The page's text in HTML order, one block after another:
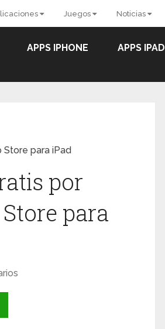
Juegos Noticias
APPS IPHONE APPS IPAD
Store para iPad
por
para